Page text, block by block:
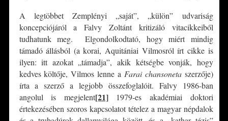
A legtöbbet Zemplényi „saját”, „külön” udvariság
koncepciójáról a Falvy Zoltánt kritizáló vitacikkeiből
tudhatunk meg. Elgondolkodtató, hogy miért mindig
támadó állásból (a korai, Aquitániai Vilmosról írt cikke is
ilyen: itt azokat „támadja”, akik kétségbe vonják, hogy
kedves költője, Vilmos lenne a Farai chansonetaszerzője)
írta a szerző a legjobb összefoglalóit. Falvy 1986-ban
angolul is megjelent[21]1979-es akadémiai doktori
értekezésében szoros kapcsolatot tételez a magyar népdalok